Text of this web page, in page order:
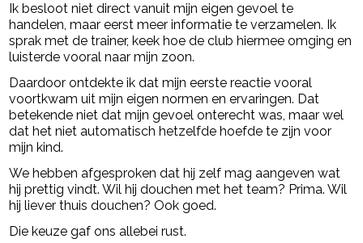
Ik besloot niet direct vanuit mijn eigen gevoel te
handelen, maar eerst meer informatie te verzamelen. Ik
sprak met de trainer, keek hoe de club hiermee omging en
luisterde vooral naar mijn zoon.
Daardoor ontdekte ik dat mijn eerste reactie vooral
voortkwam uit mijn eigen normen en ervaringen. Dat
betekende niet dat mijn gevoel onterecht was, maar wel
dat het niet automatisch hetzelfde hoefde te zijn voor
mijn kind.
We hebben afgesproken dat hij zelf mag aangeven wat
hij prettig vindt. Wil hij douchen met het team? Prima. Wil
hij liever thuis douchen? Ook goed.
Die keuze gaf ons allebei rust.